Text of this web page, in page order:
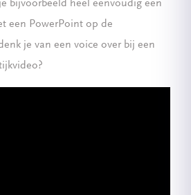
bijvoorbeeld heel eenvoudig een
een PowerPoint op de
je van een voice over bij een